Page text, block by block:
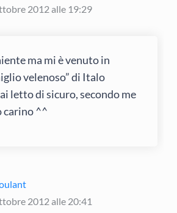
2012 alle 19:29
ma mi è venuto in
velenoso” di Italo
letto di sicuro, secondo me
carino ^^
2012 alle 20:41